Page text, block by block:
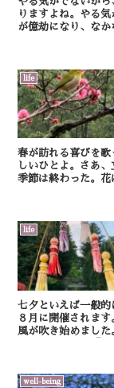
りますよね。やる
が億劫になり、なかな
life
春が訪れる喜びを歌った
しいひとよ。さあ
季節は終わった。花
life
七夕といえば一般
８月に開催されま
風が吹き始めました
well-being